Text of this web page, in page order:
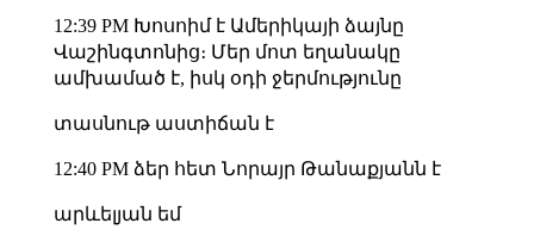
12:39 PM Խոսոիմ է Ամերիկայի ձայնը
Վաշինգտոնից։ Մեր մոտ եղանակը
ամխամած է, իսկ օդի ջերմությունը
տասնութ աստիճան է
12:40 PM ձեր հետ Նորայր Թանաքյանն է
արևելյան եմ